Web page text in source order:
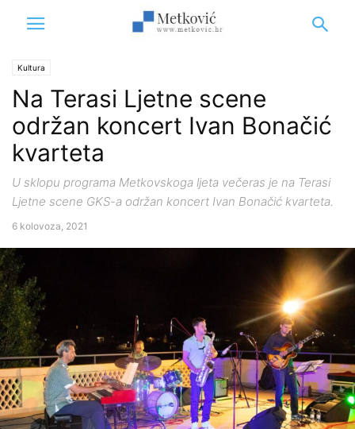
Kultura
Na Terasi Ljetne scene
održan koncert Ivan Bonačić
kvarteta
U sklopu programa Metkovskoga ljeta večeras je na Terasi
Ljetne scene GKS-a održan koncert Ivan Bonačić kvarteta.
6 kolovoza, 2021